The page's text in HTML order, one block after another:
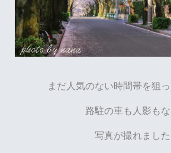
まだ人気のない時間帯を狙
路駐の車も人影も
写真が撮れました